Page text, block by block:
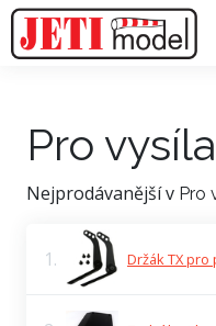
Pro
Nejprodávanější v Pro
1. Držák TX